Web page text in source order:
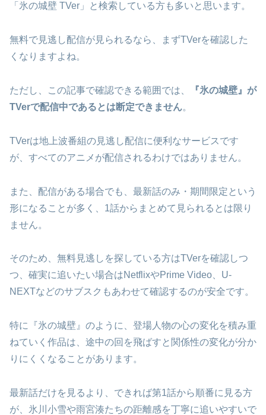
「氷の城壁 TVer」と検索している方も多いと思います。
無料で見逃し配信が見られるなら、まずTVerを確認した
くなりますよね。
ただし、この記事で確認できる範囲では、
『氷の城壁』が
TVerで配信中であるとは断定できません。
TVerは地上波番組の見逃し配信に便利なサービスです
が、すべてのアニメが配信されるわけではありません。
また、配信がある場合でも、最新話のみ・期間限定という
形になることが多く、1話からまとめて見られるとは限り
ません。
そのため、無料見逃しを探している方はTVerを確認しつ
つ、確実に追いたい場合はNetflixやPrime Video、U-
NEXTなどのサブスクもあわせて確認するのが安全です。
特に『氷の城壁』のように、登場人物の心の変化を積み重
ねていく作品は、途中の回を飛ばすと関係性の変化が分か
りにくくなることがあります。
最新話だけを見るより、できれば第1話から順番に見る方
が、氷川小雪や雨宮湊たちの距離感を丁寧に追いやすいで